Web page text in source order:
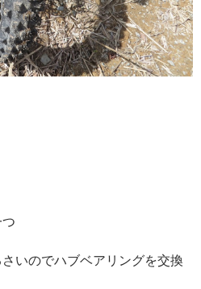
いのでハブベアリングを交換